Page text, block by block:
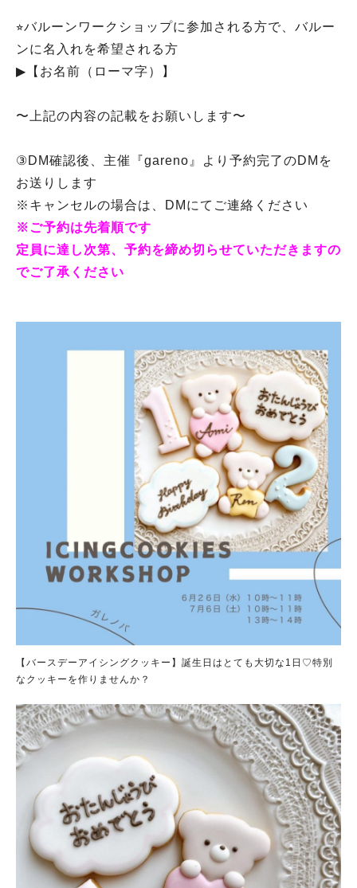
⭐︎バルーンワークショップに参加される方で、バルー
ンに名入れを希望される方
▶︎【お名前（ローマ字）】
〜上記の内容の記載をお願いします〜
③DM確認後、主催『gareno』より予約完了のDMを
お送りします
※キャンセルの場合は、DMにてご連絡ください
※ご予約は先着順です
定員に達し次第、予約を締め切らせていただきますの
でご了承ください
【バースデーアイシングクッキー】誕生日はとても大切な1日♡特別
なクッキーを作りませんか？